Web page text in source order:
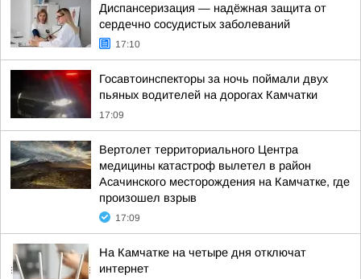
Диспансеризация — надёжная защита от
сердечно сосудистых заболеваний
17:10
Госавтоинспекторы за ночь поймали двух
пьяных водителей на дорогах Камчатки
17:09
Вертолет территориального Центра
медицины катастроф вылетел в район
Асачинского месторождения на Камчатке, где
произошел взрыв
17:09
На Камчатке на четыре дня отключат
интернет